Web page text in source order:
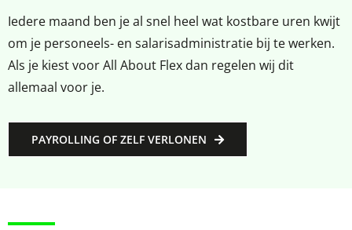
Iedere maand ben je al snel heel wat kostbare uren kwijt
om je personeels- en salarisadministratie bij te werken.
Als je kiest voor All About Flex dan regelen wij dit
allemaal voor je.
PAYROLLING OF ZELF VERLONEN